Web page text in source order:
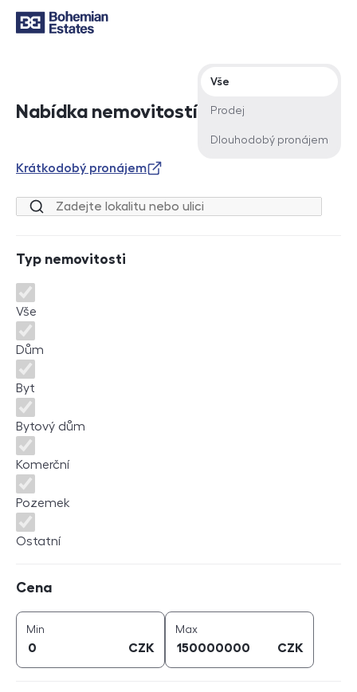
Nabídka nemovitostí
Typ nabídky
Vše
Prodej
Dlouhodobý pronájem
Krátkodobý pronájem
Lokalita nebo ulice
Typ nemovitosti
Typ nemovitosti
Vše
Dům
Byt
Bytový dům
Komerční
Pozemek
Ostatní
Cena
Min
CZK
Maxcena (
CZK